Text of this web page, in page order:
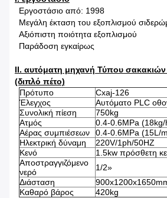
Εργοστάσιο από: 1998
Μεγάλη έκταση του εξοπλισμού
Αξιόπιστη ποιότητα εξοπλισμού
Παράδοση εγκαίρως
ΙΙ. αυτόματη μηχανή Τύπου
(διπλό πέτο)
Πρότυπο
Cxaj-126
Έλεγχος
Αυτόματο PLC
Συνολική πίεση
750kg
Ατμός
0.4-0.6MPa
Αέρας συμπιέσεων
0.4-0.6MPa (15L/
Ηλεκτρική δύναμη
220V/1ph/50HZ
Κενό
1.5kw πρόσθετη
Αποστραγγιζόμενο
νερό
1/2»
Διάσταση
Καθαρό βάρος
420kg